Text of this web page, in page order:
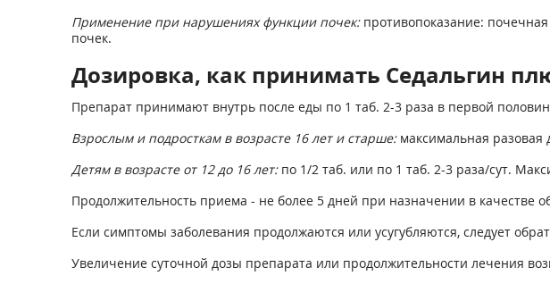
Применение при нарушениях функции почек:противопоказание:
почек.
Дозировка, как принимать Седальгин
Препарат принимают внутрь после еды по 1 таб. 2-3 раза в первой
Взрослым и подросткам в возрасте 16 лет и старше: максимальная разовая
Детям в возрасте от 12 до 16 лет: по 1/2 таб. или по 1 таб. 2-3 раза/сут.
Продолжительность приема - не более 5 дней при назначении в качестве
Если симптомы заболевания продолжаются или усугубляются, следует
Увеличение суточной дозы препарата или продолжительности лечения